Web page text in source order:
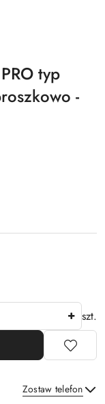
typ
-
szt.
Zostaw telefon